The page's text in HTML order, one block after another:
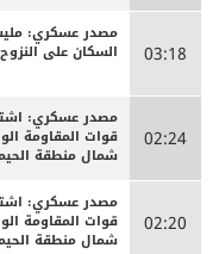
03:18
مصدر عسكري:
السكان على
02:24
مصدر عسكري:
قوات المقاومة
شمال منطقة
02:20
مصدر عسكري:
قوات المقاومة
شمال منطقة